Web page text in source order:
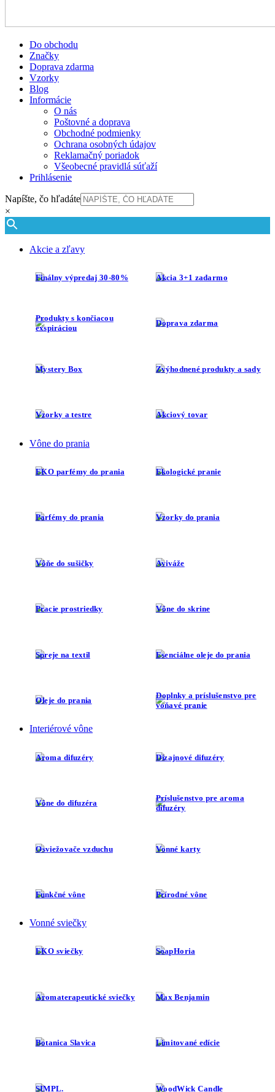
Do obchodu
Značky
Doprava zdarma
Vzorky
Blog
Informácie
O nás
Poštovné a doprava
Obchodné podmienky
Ochrana osobných údajov
Reklamačný poriadok
Všeobecné pravidlá súťaží
Prihlásenie
Napíšte, čo hľadáte
×
Akcie a zľavy
Finálny výpredaj 30-80% Akcia 3+1 zadarmo
Produkty s končiacou
exspiráciou
Doprava zdarma
Mystery Box Zvýhodnené produkty a sady
Vzorky a testre Akciový tovar
Vône do prania
EKO parfémy do prania Ekologické pranie
Parfémy do prania Vzorky do prania
Vôňe do sušičky Aviváže
Pracie prostriedky Vône do skrine
Spreje na textil Esenciálne oleje do prania
Oleje do prania
Doplnky a príslušenstvo pre
voňavé pranie
Interiérové vône
Aroma difuzéry Dizajnové difuzéry
Vône do difuzéra
Príslušenstvo pre aroma
difuzéry
Osviežovače vzduchu Vonné karty
Funkčné vône Prírodné vône
Vonné sviečky
EKO sviečky SoapHoria
Aromaterapeutické sviečky Max Benjamin
Botanica Slavica Limitované edície
SIMPL. WoodWick Candle